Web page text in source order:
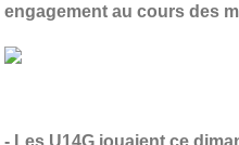
engagement au cours des
- Les U14G jouaient ce